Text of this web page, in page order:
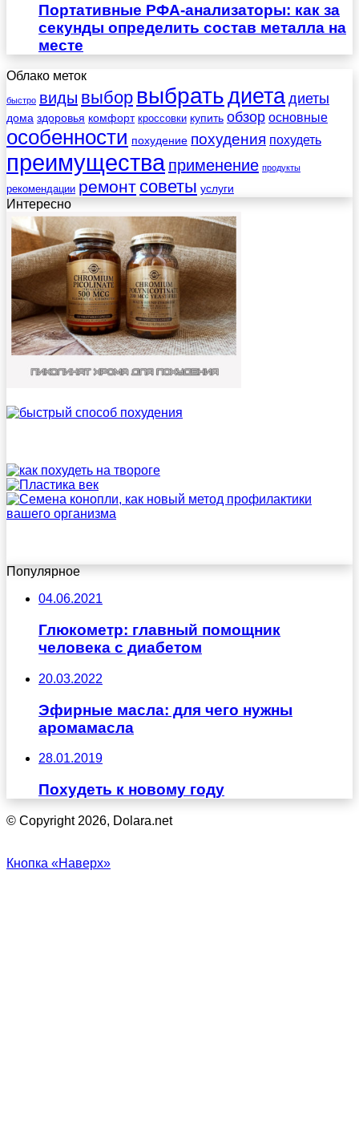
Портативные РФА-анализаторы: как за
секунды определить состав металла на
месте
Облако меток
быстро виды выбор выбратьдиета диеты
дома здоровья комфорт кроссовки купить обзор основные
особенности похудение похудения похудеть
преимущества применение продукты
рекомендации ремонт советы услуги
Интересно
Популярное
04.06.2021
Глюкометр: главный помощник
человека с диабетом
20.03.2022
Эфирные масла: для чего нужны
аромамасла
28.01.2019
Похудеть к новому году
© Copyright 2026, Dolara.net
Кнопка «Наверх»